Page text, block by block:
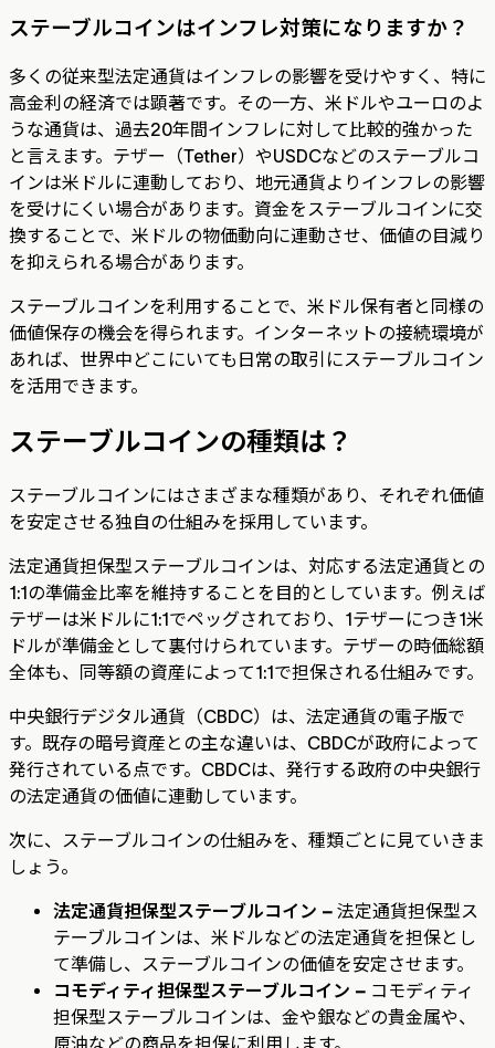
ステーブルコインはインフレ対策になりますか？
多くの従来型法定通貨はインフレの影響を受けやすく、特に
高金利の経済では顕著です。その一方、米ドルやユーロのよ
うな通貨は、過去20年間インフレに対して比較的強かった
と言えます。テザー（Tether）やUSDCなどのステーブルコ
インは米ドルに連動しており、地元通貨よりインフレの影響
を受けにくい場合があります。資金をステーブルコインに交
換することで、米ドルの物価動向に連動させ、価値の目減り
を抑えられる場合があります。
ステーブルコインを利用することで、米ドル保有者と同様の
価値保存の機会を得られます。インターネットの接続環境が
あれば、世界中どこにいても日常の取引にステーブルコイン
を活用できます。
ステーブルコインの種類は？
ステーブルコインにはさまざまな種類があり、それぞれ価値
を安定させる独自の仕組みを採用しています。
法定通貨担保型ステーブルコインは、対応する法定通貨との
1:1の準備金比率を維持することを目的としています。例えば
テザーは米ドルに1:1でペッグされており、1テザーにつき1米
ドルが準備金として裏付けられています。テザーの時価総額
全体も、同等額の資産によって1:1で担保される仕組みです。
中央銀行デジタル通貨（CBDC）は、法定通貨の電子版で
す。既存の暗号資産との主な違いは、CBDCが政府によって
発行されている点です。CBDCは、発行する政府の中央銀行
の法定通貨の価値に連動しています。
次に、ステーブルコインの仕組みを、種類ごとに見ていきま
しょう。
法定通貨担保型ステーブルコイン – 法定通貨担保型ス
テーブルコインは、米ドルなどの法定通貨を担保とし
て準備し、ステーブルコインの価値を安定させます。
コモディティ担保型ステーブルコイン – コモディティ
担保型ステーブルコインは、金や銀などの貴金属や、
原油などの商品を担保に利用します。